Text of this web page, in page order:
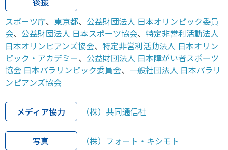
スポーツ庁、 東京都、 公益財団法人 日本オリンピック委員
会、 公益財団法人 日本スポーツ協会、 特定非営利活動法人
日本オリンピアンズ協会、 特定非営利活動法人 日本オリン
ピック・アカデミー、 公益財団法人 日本障がい者スポーツ
協会 日本パラリンピック委員会、 一般社団法人 日本パラリ
ンピアンズ協会
メディア協力 （株）共同通信社
写真 （株）フォート・キシモト